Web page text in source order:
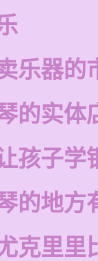
乐器的
的实体
孩子学
的地方
克里里